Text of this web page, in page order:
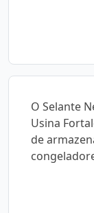
O Selante
Usina
de